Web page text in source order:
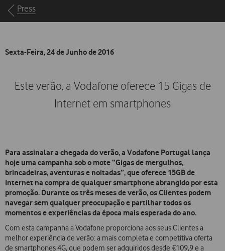
Breadcrumbs
Press
Sexta-Feira, 24 de Junho de 2016
Este verão, a Vodafone oferece 15 Gigas de
Internet em smartphones
Para assinalar a chegada do verão, a Vodafone Portugal lança
hoje uma campanha sob o mote “Gigas de mergulhos,
brincadeiras, aventuras e noitadas”, que oferece 15GB de
Internet na compra de qualquer smartphone abrangido por esta
promoção. Durante os três meses de verão, os Clientes podem
navegar sem qualquer preocupação e partilhar todos os
momentos e experiências da época mais esperada do ano.
Com esta campanha a Vodafone proporciona aos seus Clientes a
melhor experiência de verão: a mais completa e competitiva oferta
de smartphones 4G, que podem ser adquiridos desde €109,9 e a